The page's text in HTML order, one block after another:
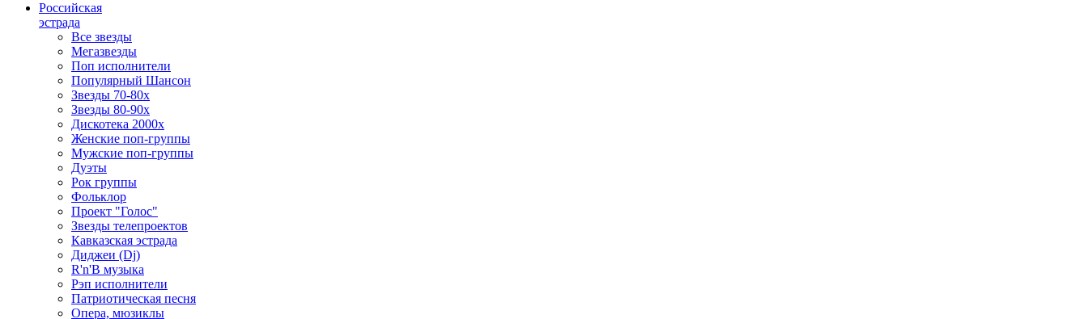
Российская
эстрада
Все звезды
Мегазвезды
Поп исполнители
Популярный Шансон
Звезды 70-80х
Звезды 80-90х
Дискотека 2000х
Женские поп-группы
Мужские поп-группы
Дуэты
Рок группы
Фольклор
Проект "Голос"
Звезды телепроектов
Кавказская эстрада
Диджеи (Dj)
R'n'B музыка
Рэп исполнители
Патриотическая песня
Опера, мюзиклы